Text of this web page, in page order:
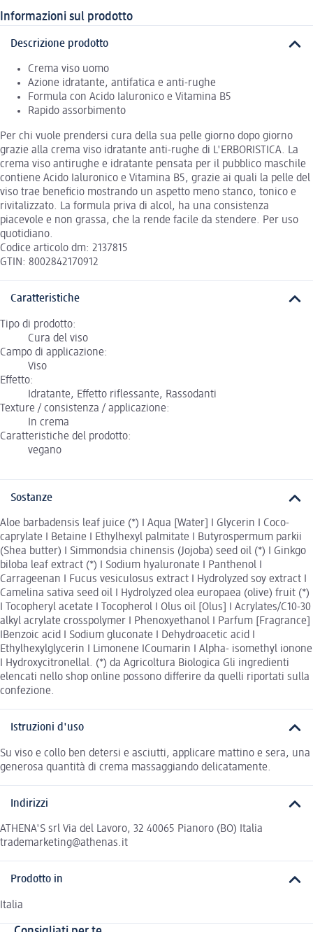
Informazioni sul prodotto
Descrizione prodotto
Crema viso uomo
Azione idratante, antifatica e anti-rughe
Formula con Acido Ialuronico e Vitamina B5
Rapido assorbimento
Per chi vuole prendersi cura della sua pelle giorno dopo giorno
grazie alla crema viso idratante anti-rughe di L'ERBORISTICA. La
crema viso antirughe e idratante pensata per il pubblico maschile
contiene Acido Ialuronico e Vitamina B5, grazie ai quali la pelle del
viso trae beneficio mostrando un aspetto meno stanco, tonico e
rivitalizzato. La formula priva di alcol, ha una consistenza
piacevole e non grassa, che la rende facile da stendere. Per uso
quotidiano.
Codice articolo dm: 2137815
GTIN: 8002842170912
Caratteristiche
Tipo di prodotto:
Cura del viso
Campo di applicazione:
Viso
Effetto:
Idratante, Effetto riflessante, Rassodanti
Texture / consistenza / applicazione:
In crema
Caratteristiche del prodotto:
vegano
Sostanze
Aloe barbadensis leaf juice (*) I Aqua [Water] I Glycerin I Coco-
caprylate I Betaine I Ethylhexyl palmitate I Butyrospermum parkii
(Shea butter) I Simmondsia chinensis (Jojoba) seed oil (*) I Ginkgo
biloba leaf extract (*) I Sodium hyaluronate I Panthenol I
Carrageenan I Fucus vesiculosus extract I Hydrolyzed soy extract I
Camelina sativa seed oil I Hydrolyzed olea europaea (olive) fruit (*)
I Tocopheryl acetate I Tocopherol I Olus oil [Olus] I Acrylates/C10-30
alkyl acrylate crosspolymer I Phenoxyethanol I Parfum [Fragrance]
IBenzoic acid I Sodium gluconate I Dehydroacetic acid I
Ethylhexylglycerin I Limonene ICoumarin I Alpha- isomethyl ionone
I Hydroxycitronellal. (*) da Agricoltura Biologica Gli ingredienti
elencati nello shop online possono differire da quelli riportati sulla
confezione.
Istruzioni d'uso
Su viso e collo ben detersi e asciutti, applicare mattino e sera, una
generosa quantità di crema massaggiando delicatamente.
Indirizzi
ATHENA'S srl Via del Lavoro, 32 40065 Pianoro (BO) Italia
trademarketing@athenas.it
Prodotto in
Italia